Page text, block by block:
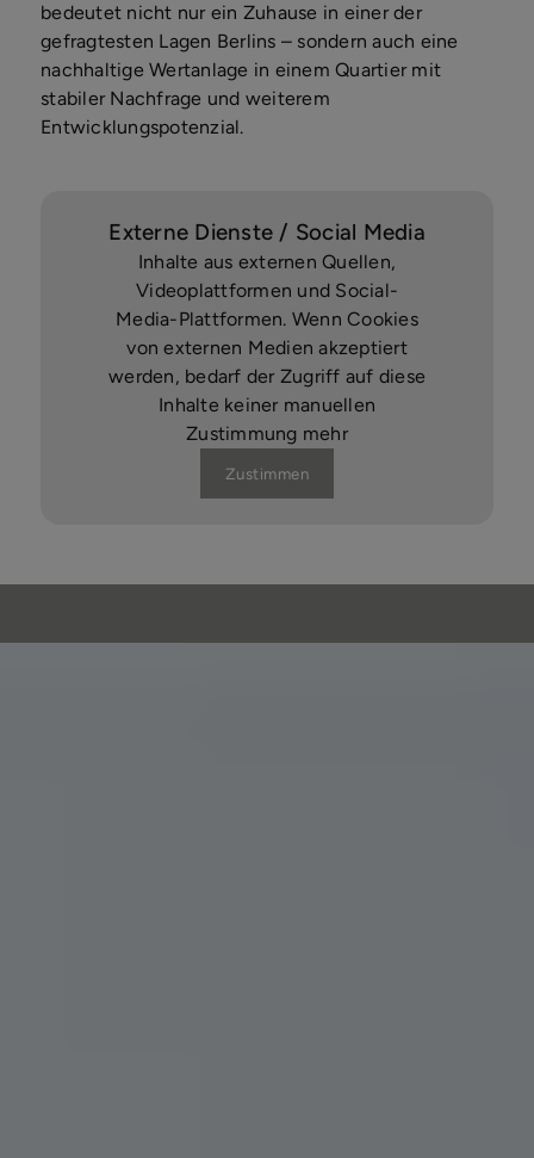
bedeutet nicht nur ein Zuhause in einer der
gefragtesten Lagen Berlins – sondern auch eine
nachhaltige Wertanlage in einem Quartier mit
stabiler Nachfrage und weiterem
Entwicklungspotenzial.
Externe Dienste / Social Media
Inhalte aus externen Quellen,
Videoplattformen und Social-
Media-Plattformen. Wenn Cookies
von externen Medien akzeptiert
werden, bedarf der Zugriff auf diese
Inhalte keiner manuellen
Zustimmung mehr
Zustimmen